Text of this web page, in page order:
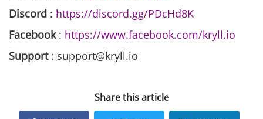
Discord : https://discord.gg/PDcHd8K
Facebook: https://www.facebook.com/kryll.io
Support: support@kryll.io
Share this article